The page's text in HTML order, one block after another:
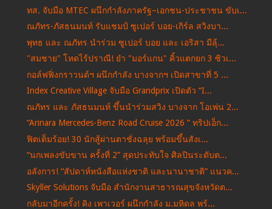
ทส. จับมือ MTEC ผนึกกำลังภาครัฐ–เอกชน-ประชาชน ขับเ...
ณภัทร-ภัสธนมนท์ รับแชมป์ ซูเปอร์ บอย-เกิร์ล สวิงบา...
พุทธ และ ณภัทร นำร่วม ซูเปอร์ บอย และ เอริสา มีลุ้...
"สมชาย" โหดไร้ปราณี! ยำ "มอร์แกน" คิ้วแตกยก 3 ซิวเ...
กอล์ฟฟิ่งกราวนด์ฯ ผนึกกำลัง บางจากฯ เปิดสาขาที่ 5 ...
Index Creative Village จับมือ Grandprix เปิดตัว “I...
ณภัทร และ ภัสธนมนท์ ขึ้นนำร่วมสวิง บางจาก โอเพ่น 2...
“Arinara Mercedes-Benz Road Cruise 2026 ” ทริปเอ็ก...
ฟิตเต็มร้อย! 30 นักสู้ผ่านตาชั่งฉลุย พร้อมขึ้นสังเ...
“นกเพลงขับขาน ครั้งที่ 2” สุดประทับใจ ศิลปินระดับต...
อลังการ! “สัปดาห์หนังสือแห่งชาติ และนานาชาติ” แนวค...
Skyller Solutions จับมือ สำนักงานสาธารณสุขจังหวัดต...
กลับมาอีกครั้ง! คิง เพาเวอร์ ผนึกกำลัง ม.มหิดล พร้...